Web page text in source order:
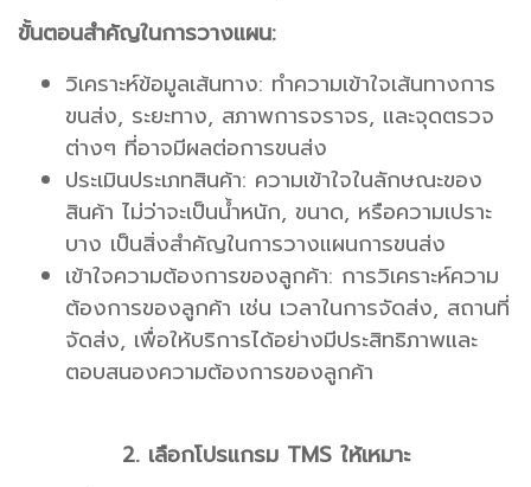
ขั้นตอนสำคัญในการวางแผน:
วิเคราะห์ข้อมูลเส้นทาง: ทำความเข้าใจเส้นทางการ
ขนส่ง, ระยะทาง, สภาพการจราจร, และจุดตรวจ
ต่างๆ ที่อาจมีผลต่อการขนส่ง
ประเมินประเภทสินค้า: ความเข้าใจในลักษณะของ
สินค้า ไม่ว่าจะเป็นน้ำหนัก, ขนาด, หรือความเปราะ
บาง เป็นสิ่งสำคัญในการวางแผนการขนส่ง
เข้าใจความต้องการของลูกค้า: การวิเคราะห์ความ
ต้องการของลูกค้า เช่น เวลาในการจัดส่ง, สถานที่
จัดส่ง, เพื่อให้บริการได้อย่างมีประสิทธิภาพและ
ตอบสนองความต้องการของลูกค้า
2. เลือกโปรแกรม TMS ให้เหมาะ